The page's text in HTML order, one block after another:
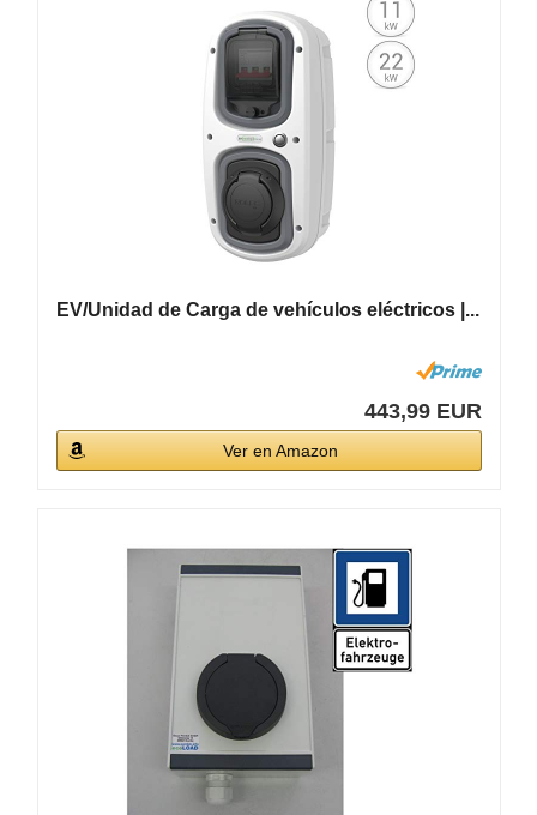
EV/Unidad de Carga de vehículos eléctricos |...
443,99 EUR
Ver en Amazon